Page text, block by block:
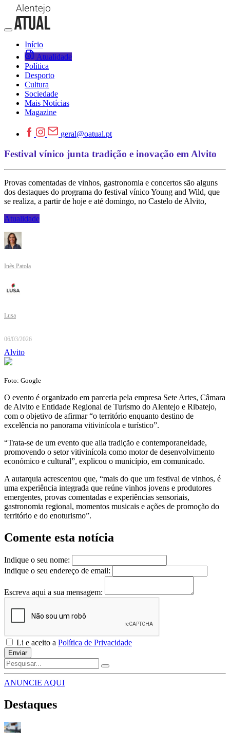
Início
Atualidade
Política
Desporto
Cultura
Sociedade
Mais Notícias
Magazine
geral@oatual.pt
Festival vínico junta tradição e inovação em Alvito
Provas comentadas de vinhos, gastronomia e concertos são alguns
dos destaques do programa do festival vínico Young and Wild, que
se realiza, a partir de hoje e até domingo, no Castelo de Alvito,
Atualidade
Inês Patola
Lusa
06/03/2026
Alvito
Foto: Google
O evento é organizado em parceria pela empresa Sete Artes, Câmara
de Alvito e Entidade Regional de Turismo do Alentejo e Ribatejo,
com o objetivo de afirmar “o território enquanto destino de
excelência no panorama vitivinícola e turístico”.
“Trata-se de um evento que alia tradição e contemporaneidade,
promovendo o setor vitivinícola como motor de desenvolvimento
económico e cultural”, explicou o município, em comunicado.
A autarquia acrescentou que, “mais do que um festival de vinhos, é
uma experiência integrada que reúne vinhos jovens e produtores
emergentes, provas comentadas e experiências sensoriais,
gastronomia regional, momentos musicais e ações de promoção do
território e do enoturismo”.
Comente esta notícia
Indique o seu nome:
Indique o seu endereço de email:
Escreva aqui a sua mensagem:
Li e aceito a Política de Privacidade
Enviar
ANUNCIE AQUI
Destaques